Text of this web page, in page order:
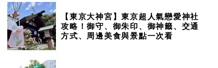
【東京大神宮】東京超人氣戀愛神社
攻略！御守、御朱印、御神籤、交通
方式、周邊美食與景點一次看